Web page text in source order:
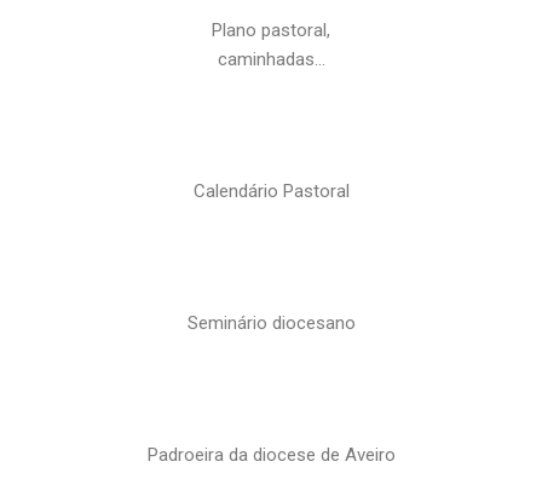
Plano pastoral,
caminhadas…
Calendário Pastoral
Seminário diocesano
Padroeira da diocese de Aveiro